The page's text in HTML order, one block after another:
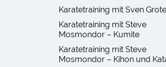
Karatetraining mit Sven Grote
Karatetraining mit Steve
Mosmondor – Kumite
Karatetraining mit Steve
Mosmondor – Kihon und